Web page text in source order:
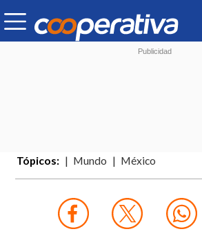
Tópicos: Mundo México